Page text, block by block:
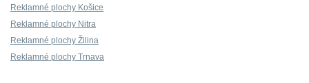
Reklamné plochy Košice
Reklamné plochy Nitra
Reklamné plochy Žilina
Reklamné plochy Trnava